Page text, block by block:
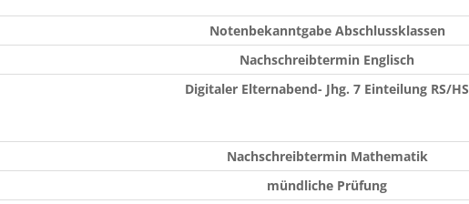
Notenbekanntgabe Abschlussklassen
Nachschreibtermin Englisch
Digitaler Elternabend- Jhg. 7 Einteilung RS/HS
Nachschreibtermin Mathematik
mündliche Prüfung